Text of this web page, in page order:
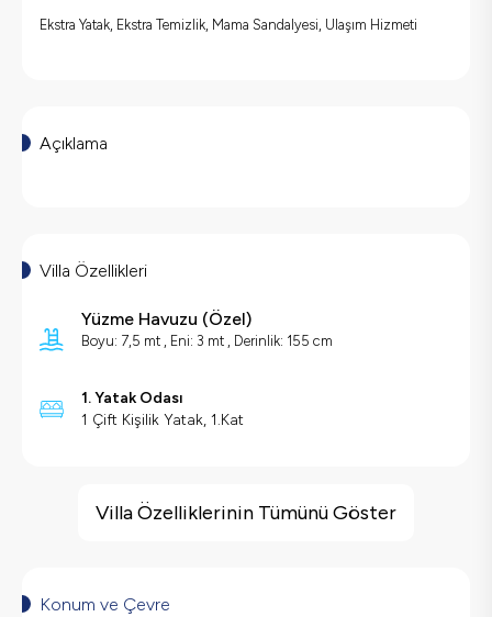
Ekstra Yatak, Ekstra Temizlik, Mama Sandalyesi, Ulaşım Hizmeti
Açıklama
Villa Özellikleri
Yüzme Havuzu (Özel)
Boyu: 7,5 mt , Eni: 3 mt , Derinlik: 155 cm
1. Yatak Odası
1 Çift Kişilik Yatak, 1.Kat
Barbekü
Korunaklı Havuz
Villa Özelliklerinin Tümünü Göster
Konum ve Çevre